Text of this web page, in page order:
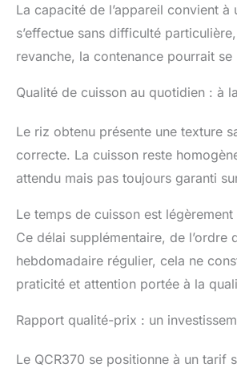
La capacité de l’appareil convient
s’effectue sans difficulté
revanche, la contenance pourrait se
Qualité de cuisson au quotidien : à
Le riz obtenu présente une texture
correcte. La cuisson reste
attendu mais pas toujours garanti
Le temps de cuisson est
Ce délai supplémentaire, de l’ordre
hebdomadaire régulier, cela ne
praticité et attention portée à la
Rapport qualité-prix : un
Le QCR370 se positionne à un tarif